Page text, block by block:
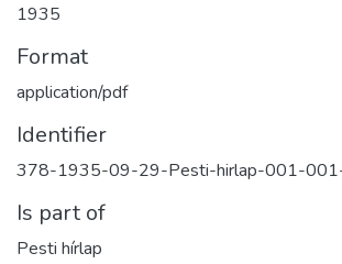
1935
Format
application/pdf
Identifier
378-1935-09-29-Pesti-hirlap-001-
Is part of
Pesti hírlap